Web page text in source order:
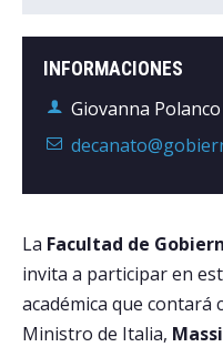
INFORMACIONES
Giovanna Polanco
La Facultad de
invita a participar en
académica que contará
Ministro de Italia,